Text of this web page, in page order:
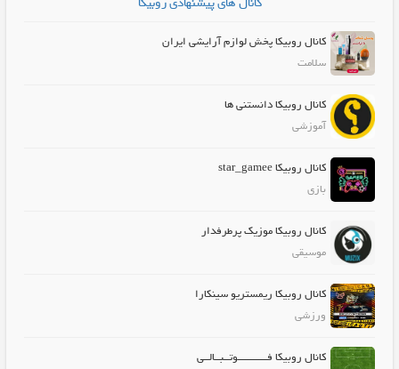
کانال روبیکا پخش لوازم آرایشی ایران
سلامت
کانال روبیکا دانستنی ها
آموزشی
کانال روبیکا star_gamee
بازی
کانال روبیکا موزیک پرطرفدار
موسیقی
کانال روبیکا ریمستریو سینکارا
ورزشی
کانال روبیکا فـــــــــــوتــبــالــی